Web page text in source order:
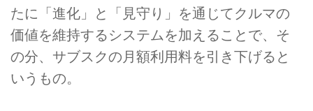
たに「進化」と「見守り」を通じてクルマの
価値を維持するシステムを加えることで、そ
の分、サブスクの月額利用料を引き下げると
いうもの。